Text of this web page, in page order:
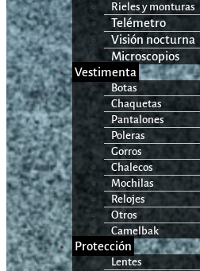
Rieles y monturas
Telémetro
Visión nocturna
Microscopios
Vestimenta
Botas
Chaquetas
Pantalones
Poleras
Gorros
Chalecos
Mochilas
Relojes
Otros
Camelbak
Protección
Lentes